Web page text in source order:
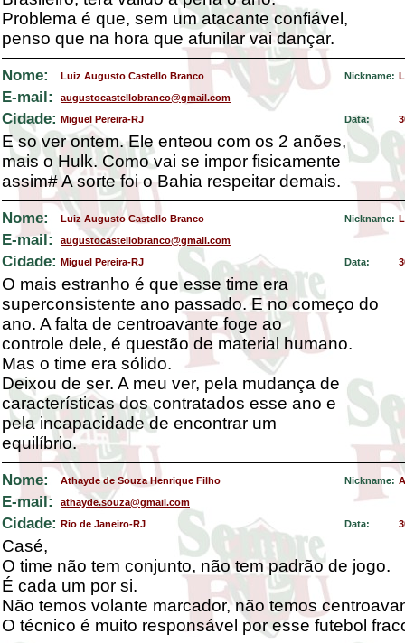
Problema é que, sem um atacante confiável,
penso que na hora que afunilar vai dançar.
Nome: Luiz Augusto Castello Branco Nickname:
E-mail: augustocastellobranco@gmail.com
Cidade: Miguel Pereira-RJ Data:
E so ver ontem. Ele enteou com os 2 anões,
mais o Hulk. Como vai se impor fisicamente
assim# A sorte foi o Bahia respeitar demais.
Nome: Luiz Augusto Castello Branco Nickname:
E-mail: augustocastellobranco@gmail.com
Cidade: Miguel Pereira-RJ Data:
O mais estranho é que esse time era
superconsistente ano passado. E no começo do
ano. A falta de centroavante foge ao
controle dele, é questão de material humano.
Mas o time era sólido.
Deixou de ser. A meu ver, pela mudança de
características dos contratados esse ano e
pela incapacidade de encontrar um
equilíbrio.
Nome: Athayde de Souza Henrique Filho Nickname:
E-mail: athayde.souza@gmail.com
Cidade: Rio de Janeiro-RJ Data:
Casé,
O time não tem conjunto, não tem padrão de jogo.
É cada um por si.
Não temos volante marcador, não temos
O técnico é muito responsável por esse futebol